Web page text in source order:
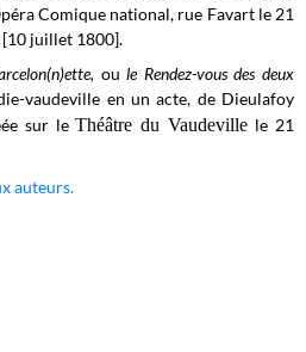
Comique national, rue Favart le 21
[10 juillet 1800].
ou le Rendez-vous des deux
vaudeville en un acte, de Dieulafoy
sur leThéâtre du Vaudeville le 21
auteurs.